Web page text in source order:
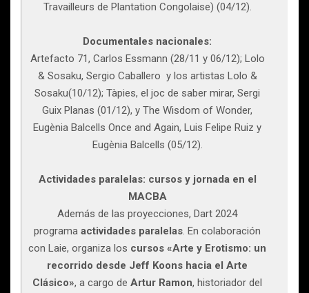
Travailleurs de Plantation Congolaise) (04/12).
Documentales nacionales:
Artefacto 71, Carlos Essmann (28/11 y 06/12); Lolo
& Sosaku, Sergio Caballero y los artistas Lolo &
Sosaku(10/12); Tàpies, el joc de saber mirar, Sergi
Guix Planas (01/12), y The Wisdom of Wonder,
Eugènia Balcells Once and Again, Luis Felipe Ruiz y
Eugènia Balcells (05/12).
Actividades paralelas: cursos y jornada en el
MACBA
Además de las proyecciones, Dart 2024
programa actividades paralelas. En colaboración
con Laie, organiza los cursos «Arte y Erotismo: un
recorrido desde Jeff Koons hacia el Arte
Clásico», a cargo de Artur Ramon, historiador del